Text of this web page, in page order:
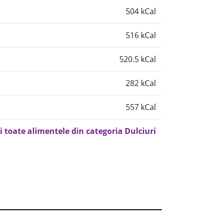
504 kCal
516 kCal
520.5 kCal
282 kCal
557 kCal
toate alimentele din categoria Dulciuri